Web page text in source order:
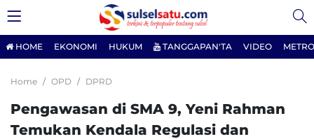
HOME EKONOMI HUKUM TANGGAPAN'TA VIDEO
Home OPD DPRD
Pengawasan di SMA 9, Yeni Rahman
Temukan Kendala Regulasi dan